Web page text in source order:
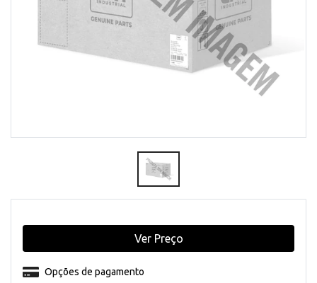
Opções de pagamento
Ver Preço